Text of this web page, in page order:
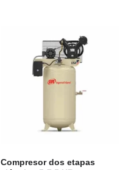
Compresor dos etapas